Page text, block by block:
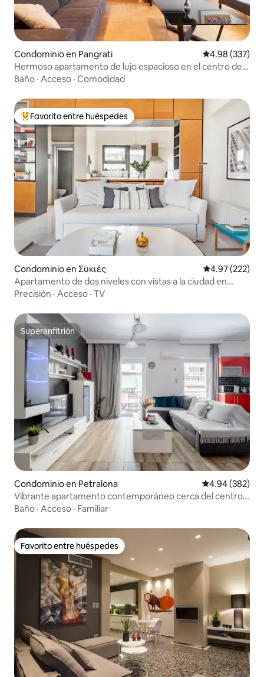
Condominio en Pangrati Calificación
4.98 (337)
Hermoso apartamento de lujo espacioso en el centro de
Atenas
Baño · Acceso · Comodidad
De los mejores en Favorito entre huéspedes
Favorito entre huéspedes
Condominio en Συκιές Calificación
4.97 (222)
Apartamento de dos niveles con vistas a la ciudad en
Exarchia
Precisión · Acceso · TV
Superanfitrión
Superanfitrión
Condominio en Petralona Calificación
4.94 (382)
Vibrante apartamento contemporáneo cerca del centro
histórico.
Baño · Acceso · Familiar
Favorito entre huéspedes
Favorito entre huéspedes